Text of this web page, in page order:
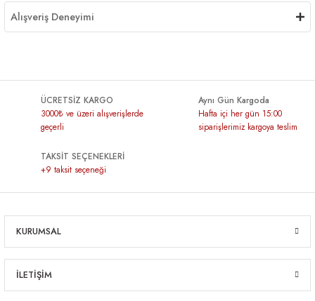
Alışveriş Deneyimi
ÜCRETSİZ KARGO
3000₺ ve üzeri alışverişlerde
geçerli
Aynı Gün Kargoda
Hafta içi her gün 15:00
siparişlerimiz kargoya teslim
TAKSİT SEÇENEKLERİ
+9 taksit seçeneği
KURUMSAL
İLETİŞİM